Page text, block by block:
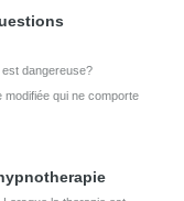
dangereuse?
modifiée qui ne comporte